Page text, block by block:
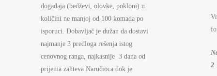
događaja (bedževi, olovke, pokloni) u
količini ne manjoj od 100 komada po
isporuci. Dobavljač je dužan da dostavi
najmanje 3 predloga rešenja istog
cenovnog ranga, najkasnije 3 dana od
prijema zahteva Naručioca dok je
2